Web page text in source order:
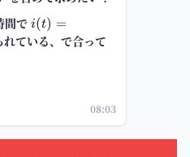
間で i(t)=I_0\cos(\omega
t+\theta)
i(t) =
れている、で合って
08:03